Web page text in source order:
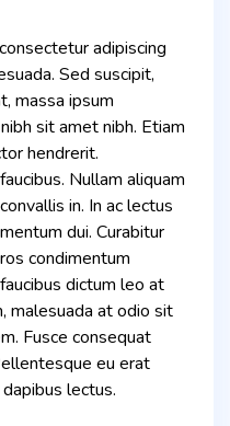
adipiscing
Sed suscipit,
massa ipsum
sit amet nibh. Etiam
hendrerit.
Nullam aliquam
in. In ac lectus
dui. Curabitur
condimentum
dictum leo at
malesuada at odio sit
Fusce consequat
eu erat
lectus.